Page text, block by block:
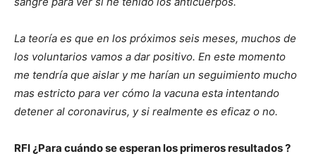
La teoría es que en los próximos seis meses, muchos de
los voluntarios vamos a dar positivo. En este momento
me tendría que aislar y me harían un seguimiento mucho
mas estricto para ver cómo la vacuna esta intentando
detener al coronavirus, y si realmente es eficaz o no.
RFI ¿Para cuándo se esperan los primeros resultados ?